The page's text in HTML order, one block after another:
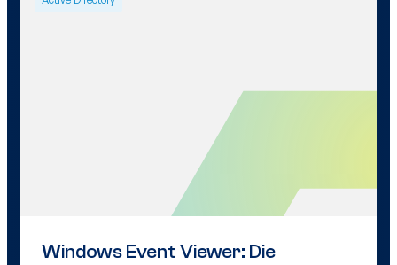
Windows Event Viewer: Die